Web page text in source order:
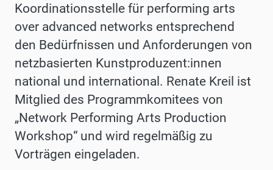
Koordinationsstelle für performing arts
over advanced networks entsprechend
den Bedürfnissen und Anforderungen von
netzbasierten Kunstproduzent:innen
national und international. Renate Kreil ist
Mitglied des Programmkomitees von
„Network Performing Arts Production
Workshop“ und wird regelmäßig zu
Vorträgen eingeladen.